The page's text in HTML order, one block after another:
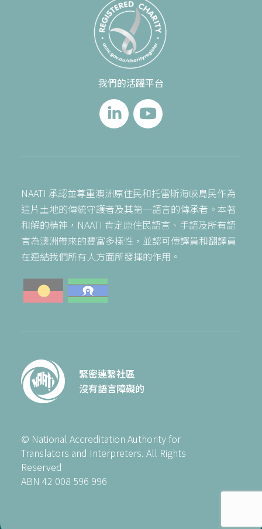
我們的活躍平台
NAATI 承認並尊重澳洲原住民和托雷斯海峽島民作為
這片土地的傳統守護者及其第一語言的傳承者。本著
和解的精神，NAATI 肯定原住民語言、手語及所有語
言為澳洲帶來的豐富多樣性，並認可傳譯員和翻譯員
在連結我們所有人方面所發揮的作用。
緊密連繫社區
沒有語言障礙的
© National Accreditation Authority for
Translators and Interpreters. All Rights
Reserved
ABN 42 008 596 996